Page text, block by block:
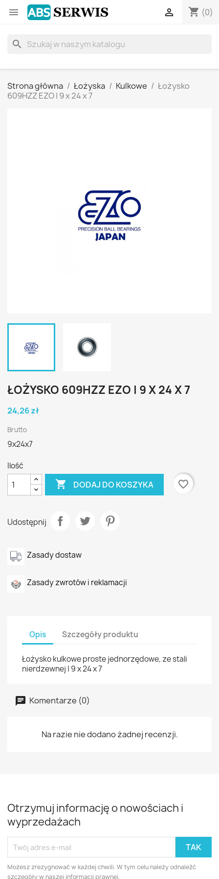
 shopping_cart (0)

search
Strona główna Łożyska Kulkowe
Łożysko
609HZZ EZO | 9 x 24 x 7
ŁOŻYSKO 609HZZ EZO | 9 X 24 X 7
24,26 zł
Brutto
9x24x7
Ilość
 DODAJ DO KOSZYKA favorite_border
Udostępnij
Zasady dostaw
Zasady zwrotów i reklamacji
Opis Szczegóły produktu
Łożysko kulkowe proste jednorzędowe, ze stali
nierdzewnej | 9 x 24 x 7
Komentarze (0)
Na razie nie dodano żadnej recenzji.
Otrzymuj informację o nowościach i
wyprzedażach
Możesz zrezygnować w każdej chwili. W tym celu należy odnaleźć
szczegóły w naszej informacji prawnej.